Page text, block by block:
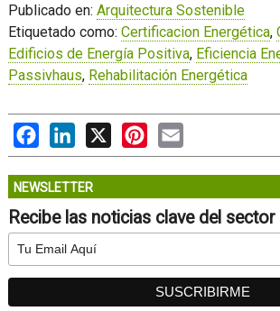
Publicado en: Arquitectura Sostenible
Etiquetado como: Certificacion Energética,
Edificios de Energía Positiva, Eficiencia
Passivhaus, Rehabilitación Energética
FacebookLinkedIn
X PinterestEmail
NEWSLETTER
Recibe las noticias clave del sector